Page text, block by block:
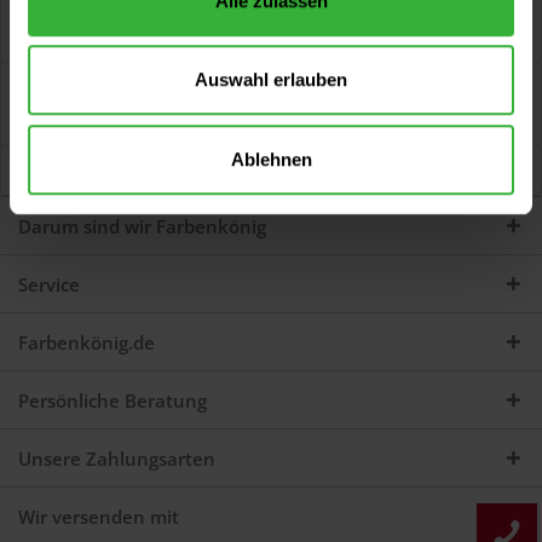
Auswahl erlauben
Ablehnen
Grundierung (Gelb) Ideale Grundierung als Füller und
Haftvermittler zwischen Untergrund und...mehr
Jetzt Bewertungen zum Artikel lesen...mehr
Kunden haben sich ebenfalls angesehen
Darum sind wir Farbenkönig
Service
Farbenkönig.de
Persönliche Beratung
Unsere Zahlungsarten
Wir versenden mit